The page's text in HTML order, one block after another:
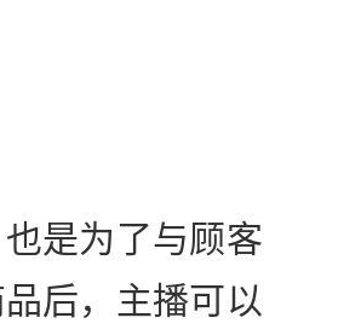
是为了与顾客
后，主播可以